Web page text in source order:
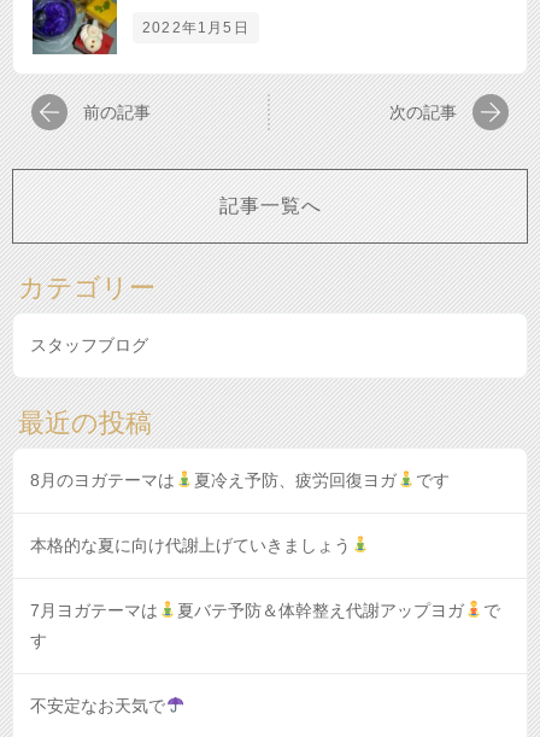
2022年1月5日
前の記事 次の記事
記事一覧へ
カテゴリー
スタッフブログ
最近の投稿
8月のヨガテーマは 夏冷え予防、疲労回復ヨガ です
本格的な夏に向け代謝上げていきましょう
7月ヨガテーマは 夏バテ予防＆体幹整え代謝アップヨガ
で
す
不安定なお天気で